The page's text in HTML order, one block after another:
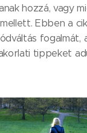
hozzá, vagy
Ebben a
fogalmát,
tippeket